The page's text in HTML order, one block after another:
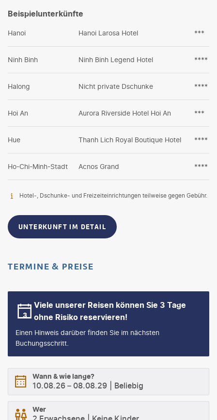
Beispielunterkünfte
Hanoi Hanoi Larosa Hotel ***
Ninh Binh Ninh Binh Legend Hotel ****
Halong Nicht private Dschunke ****
Hoi An Aurora Riverside Hotel Hoi An ***
Hue Thanh Lich Royal Boutique Hotel ****
Ho-Chi-Minh-Stadt Acnos Grand ****
Hotel-, Dschunke- und Freizeiteinrichtungen teilweise gegen Gebühr.
UNTERKUNFT IM DETAIL
TERMINE & PREISE
Viele unserer Reisen können Sie 3 Tage
ohne Risiko reservieren!
Einen Hinweis darüber finden Sie im nächsten
Buchungsschritt.
Wann & wie lange?
10.08.26 – 08.08.29 Beliebig
Wer